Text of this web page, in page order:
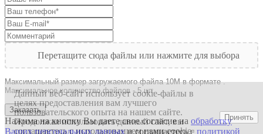
Перетащите сюда файлы или нажмите для выбора
Максимальный размер загружаемого файла 10M в формате .
Максимальное количество файлов - 5 шт.
Заказать
Нажима на кнопку Вы даете свое согласие на обработку
Ваших персональных данныхи соглашаетесь с политикой
Данный веб-сайт использует cookie-файлы в
целях предоставления вам лучшего
пользовательского опыта на нашем сайте.
Продолжая использовать данный сайт, вы
соглашаетесь с использованием нами cookie-
Принять